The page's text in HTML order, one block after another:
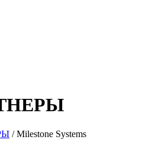
/ Milestone Systems